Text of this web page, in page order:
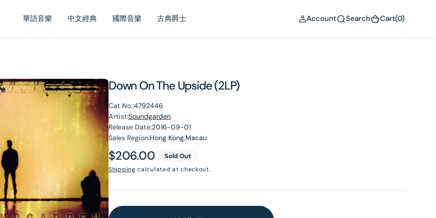
華語音樂 中文經典 國際音樂 古典爵士 Account Search Cart(0)
Down On The Upside (2LP)
Cat No.:4792446
Artist:Soundgarden
Release Date:2016-09-01
Sales Region:Hong Kong,Macau
Regular
price
$206.00 Sold Out
Shipping calculated at checkout.